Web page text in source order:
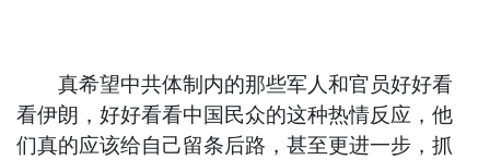
真希望中共体制内的那些军人和官员好好看
看伊朗，好好看看中国民众的这种热情反应，他
们真的应该给自己留条后路，甚至更进一步，抓